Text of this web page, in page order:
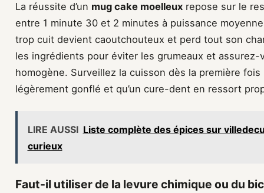
La réussite d’un mug cake moelleux repose sur le
entre 1 minute 30 et 2 minutes à puissance
trop cuit devient caoutchouteux et perd tout son
les ingrédients pour éviter les grumeaux et
homogène. Surveillez la cuisson dès la première
légèrement gonflé et qu’un cure-dent en ressort
LIRE AUSSI Liste complète des épices sur
curieux
Faut-il utiliser de la levure chimique ou du